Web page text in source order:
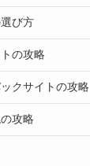
び方
の攻略
クサイトの攻略
攻略